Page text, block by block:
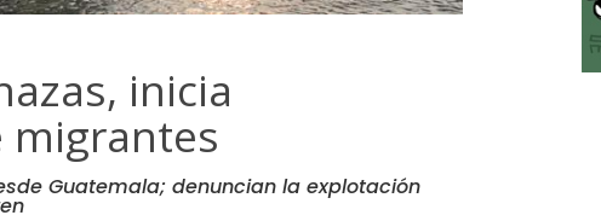
inicia
migrantes
Guatemala; denuncian la explotación